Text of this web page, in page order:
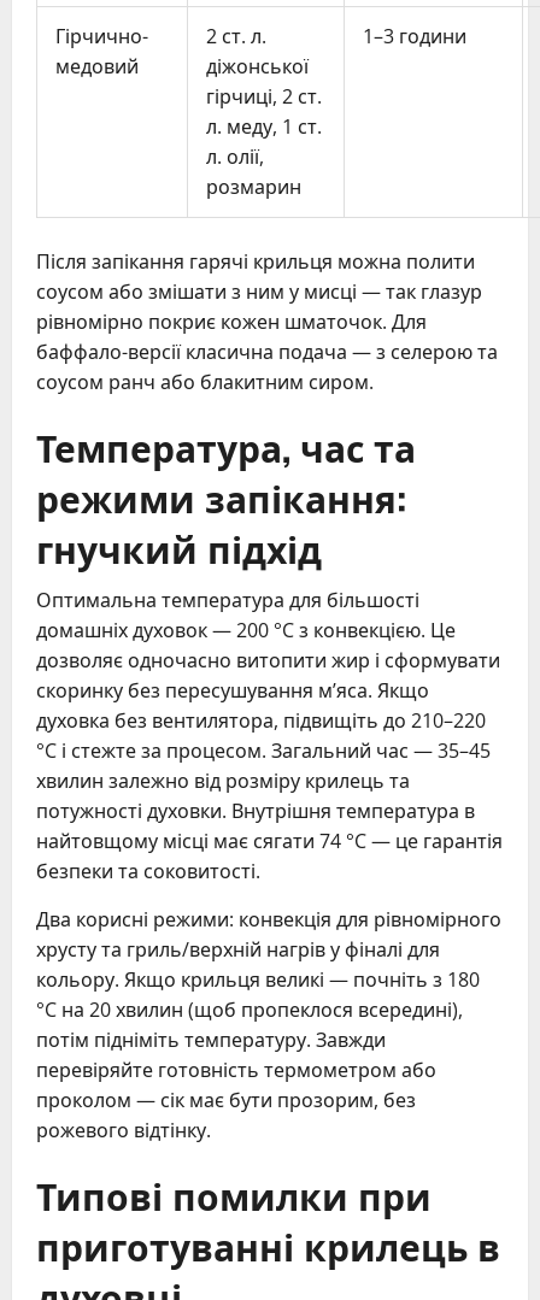
Гірчично-
медовий
2 ст. л.
діжонської
гірчиці, 2 ст.
л. меду, 1 ст.
л. олії,
розмарин
1–3 години
Після запікання гарячі крильця можна полити
соусом або змішати з ним у мисці — так глазур
рівномірно покриє кожен шматочок. Для
баффало-версії класична подача — з селерою та
соусом ранч або блакитним сиром.
Температура, час та
режими запікання:
гнучкий підхід
Оптимальна температура для більшості
домашніх духовок — 200 °C з конвекцією. Це
дозволяє одночасно витопити жир і сформувати
скоринку без пересушування м’яса. Якщо
духовка без вентилятора, підвищіть до 210–220
°C і стежте за процесом. Загальний час — 35–45
хвилин залежно від розміру крилець та
потужності духовки. Внутрішня температура в
найтовщому місці має сягати 74 °C — це гарантія
безпеки та соковитості.
Два корисні режими: конвекція для рівномірного
хрусту та гриль/верхній нагрів у фіналі для
кольору. Якщо крильця великі — почніть з 180
°C на 20 хвилин (щоб пропеклося всередині),
потім підніміть температуру. Завжди
перевіряйте готовність термометром або
проколом — сік має бути прозорим, без
рожевого відтінку.
Типові помилки при
приготуванні крилець в